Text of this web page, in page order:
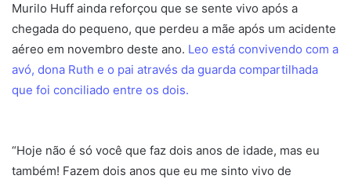
Murilo Huff ainda reforçou que se sente vivo após a
chegada do pequeno, que perdeu a mãe após um acidente
aéreo em novembro deste ano. Leo está convivendo com a
avó, dona Ruth e o pai através da guarda compartilhada
que foi conciliado entre os dois.
“Hoje não é só você que faz dois anos de idade, mas eu
também! Fazem dois anos que eu me sinto vivo de